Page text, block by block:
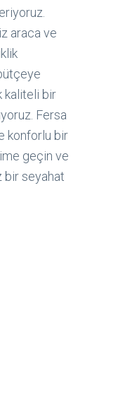
araca ve
kaliteli bir
Fersa
konforlu bir
geçin ve
bir seyahat